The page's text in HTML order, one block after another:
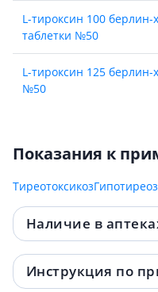
L-тироксин 100 берлин-
таблетки №50
L-тироксин 125 берлин-
№50
Показания к
ТиреотоксикозГипотиреоз
Наличие в
Инструкция по